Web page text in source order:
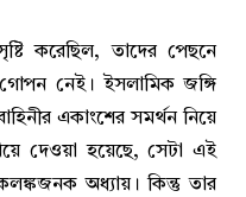
করেছিল, তাদের পেছনে
নেই। ইসলামিক জঙ্গি
একাংশের সমর্থন নিয়ে
দেওয়া হয়েছে, সেটা এই
অধ্যায়। কিন্তু তার